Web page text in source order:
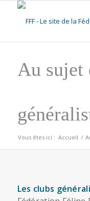
Au sujet
Vous êtes ici : Accueil /
Les clubs